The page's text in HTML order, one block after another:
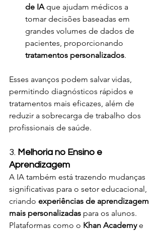
de IA que ajudam médicos a
tomar decisões baseadas em
grandes volumes de dados de
pacientes, proporcionando
tratamentos personalizados.
Esses avanços podem salvar vidas,
permitindo diagnósticos rápidos e
tratamentos mais eficazes, além de
reduzir a sobrecarga de trabalho dos
profissionais de saúde.
3. Melhoria no Ensino e
Aprendizagem
A IA também está trazendo mudanças
significativas para o setor educacional,
criando experiências de aprendizagem
mais personalizadas para os alunos.
Plataformas como o Khan Academy e